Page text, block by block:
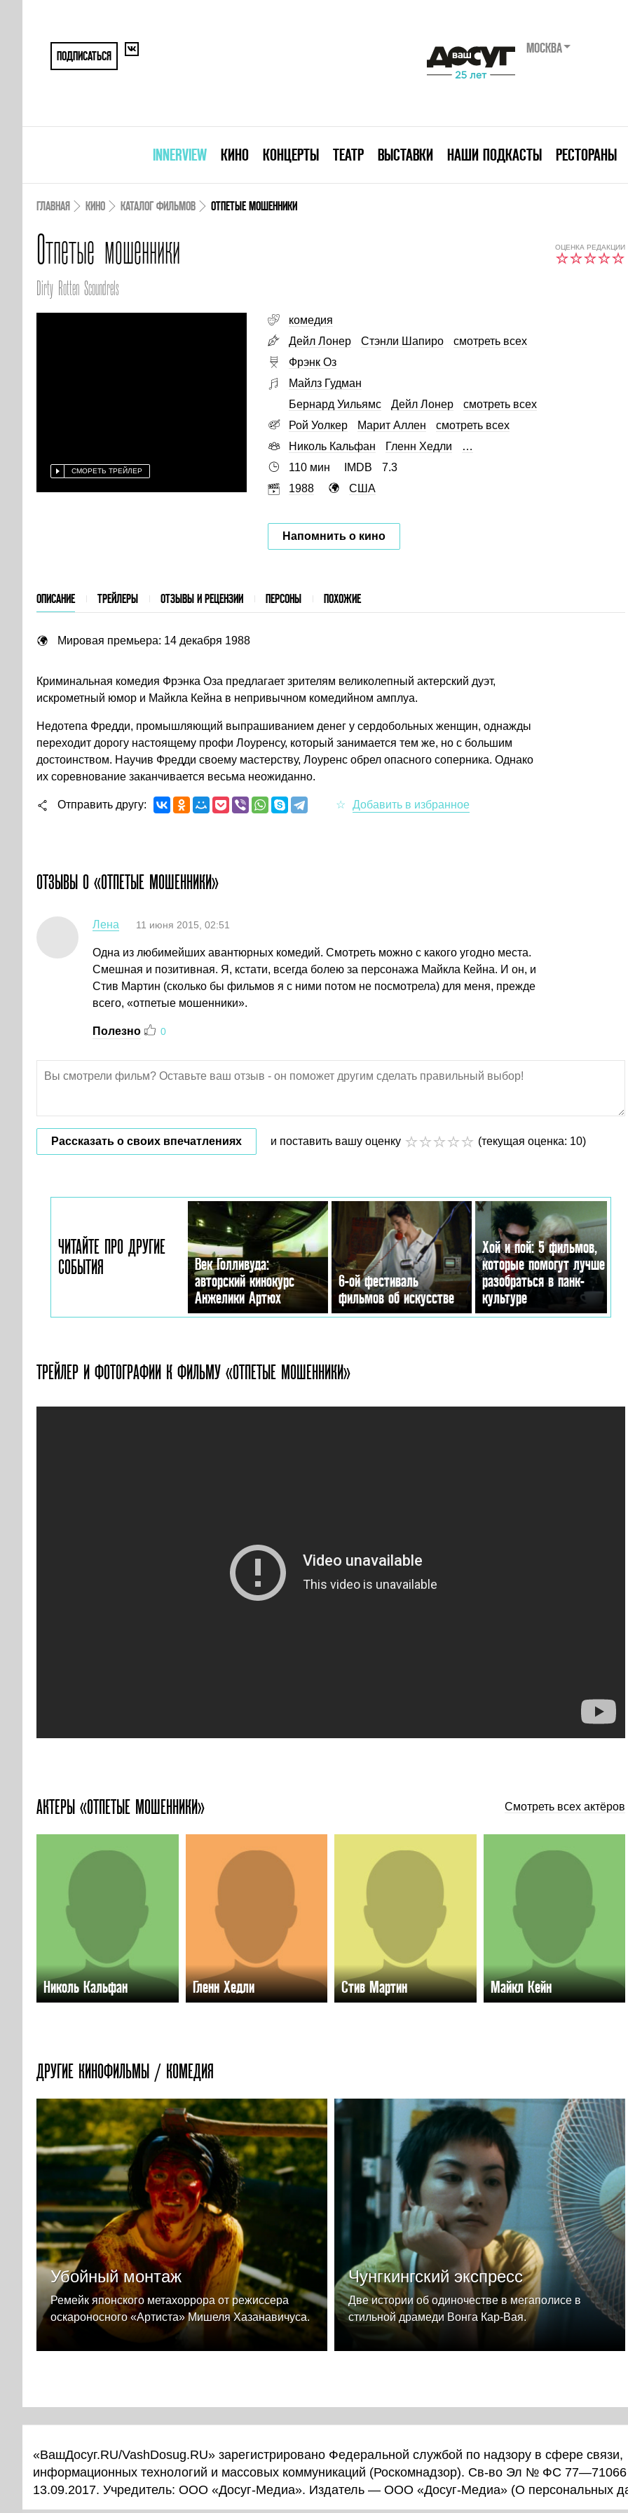
ПОДПИСАТЬСЯ
МОСКВА
INNERVIEW КИНО КОНЦЕРТЫ ТЕАТР ВЫСТАВКИ НАШИ ПОДКАСТЫ РЕСТОРАНЫ
ГЛАВНАЯ КИНО КАТАЛОГ ФИЛЬМОВ ОТПЕТЫЕ МОШЕННИКИ
Отпетые мошенники ОЦЕНКА РЕДАКЦИИ
Dirty Rotten Scoundrels
СМОРЕТЬ ТРЕЙЛЕР
комедия
Дейл Лонер
Стэнли Шапиро
смотреть всех
Фрэнк Оз
Майлз Гудман
Бернард Уильямс
Дейл Лонер
смотреть всех
Рой Уолкер
Марит Аллен
смотреть всех
Николь Кальфан
Гленн Хедли
…
110 мин
IMDB
7.3
1988
США
Напомнить о кино
ОПИСАНИЕ ТРЕЙЛЕРЫ ОТЗЫВЫ И РЕЦЕНЗИИ ПЕРСОНЫ ПОХОЖИЕ
Мировая премьера: 14 декабря 1988
Криминальная комедия Фрэнка Оза предлагает зрителям великолепный актерский дуэт,
искрометный юмор и Майкла Кейна в непривычном комедийном амплуа.
Недотепа Фредди, промышляющий выпрашиванием денег у сердобольных женщин, однажды
переходит дорогу настоящему профи Лоуренсу, который занимается тем же, но с большим
достоинством. Научив Фредди своему мастерству, Лоуренс обрел опасного соперника. Однако
их соревнование заканчивается весьма неожиданно.
Отправить другу
ОТЗЫВЫ О «ОТПЕТЫЕ МОШЕННИКИ»
Лена 11 июня 2015, 02:51
Одна из любимейших авантюрных комедий. Смотреть можно с какого угодно места.
Смешная и позитивная. Я, кстати, всегда болею за персонажа Майкла Кейна. И он, и
Стив Мартин (сколько бы фильмов я с ними потом не посмотрела) для меня, прежде
всего, «отпетые мошенники».
Полезно 0
Рассказать о своих впечатлениях и поставить вашу оценку (текущая оценка: 10)
ЧИТАЙТЕ ПРО ДРУГИЕ
СОБЫТИЯ
Век Голливуда:
авторский кинокурс
Анжелики Артюх
6-ой фестиваль
фильмов об искусстве
Хой и пой: 5 фильмов,
которые помогут лучше
разобраться в панк-
культуре
ТРЕЙЛЕР И ФОТОГРАФИИ К ФИЛЬМУ «ОТПЕТЫЕ МОШЕННИКИ»
АКТЕРЫ «ОТПЕТЫЕ МОШЕННИКИ» Смотреть всех актёров
Николь Кальфан Гленн Хедли Стив Мартин Майкл Кейн
ДРУГИЕ КИНОФИЛЬМЫ / КОМЕДИЯ
Убойный монтаж
Ремейк японского метахоррора от режиссера
оскароносного «Артиста» Мишеля Хазанавичуса.
Чунгкингский экспресс
Две истории об одиночестве в мегаполисе в
стильной драмеди Вонга Кар-Вая.
«ВашДосуг.RU/VashDosug.RU» зарегистрировано Федеральной службой по надзору в сфере связи,
информационных технологий и массовых коммуникаций (Роскомнадзор). Св-во Эл № ФС 77—71066
13.09.2017. Учредитель: ООО «Досуг-Медиа». Издатель — ООО «Досуг-Медиа» (О персональных